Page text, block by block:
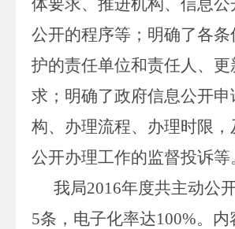
体要求、推进机构、信息公
公开的程序等；明确了各条
护的责任单位和责任人、更
求；明确了政府信息公开
构、办理流程、办理时限，
公开办理工作的监督投诉等
我局2016年度共主动公
5条，电子化率达100%。内